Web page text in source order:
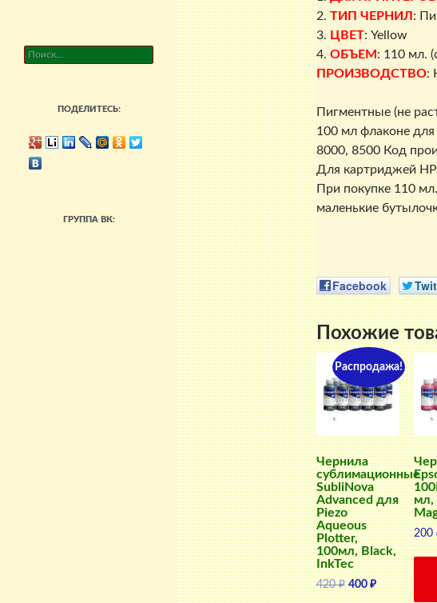
2. ТИП ЧЕРНИЛ :
3. ЦВЕТ: Yellow
4. ОБЪЕМ : 110 мл.
ПРОИЗВОДСТВО:
Пигментные (не
100 мл флаконе
8000, 8500 Код
Для картриджей
При покупке 110
маленькие
Facebook
Похожие
Распродажа!
Чернила
сублимационные
SubliNova
Advanced для
Piezo
Aqueous
Plotter,
100мл, Black,
InkTec
420₽ Первоначальная
цена
400₽Текущая
цена:
мл,
200
Найти:
ПОДЕЛИТЕСЬ:
ГРУППА ВК: